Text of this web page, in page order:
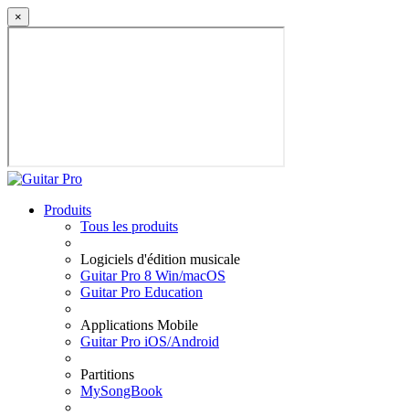
×
Produits
Tous les produits
Logiciels d'édition musicale
Guitar Pro 8 Win/macOS
Guitar Pro Education
Applications Mobile
Guitar Pro iOS/Android
Partitions
MySongBook